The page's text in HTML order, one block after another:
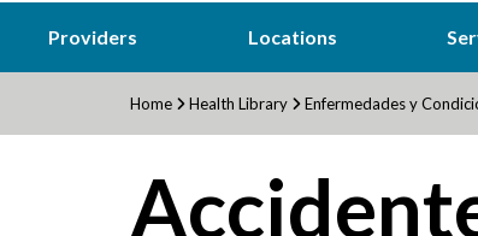
Providers Locations
Home Health Library Enfermedades y